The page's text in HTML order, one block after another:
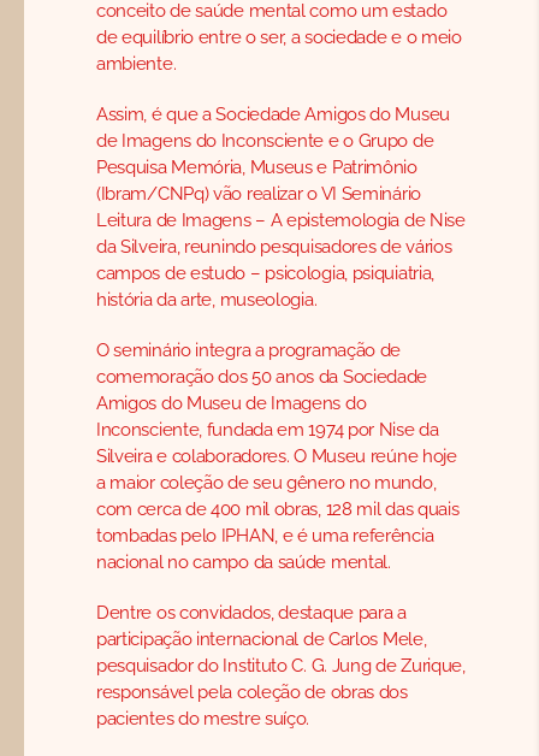
conceito de saúde mental como um estado
de equilíbrio entre o ser, a sociedade e o meio
ambiente.
Assim, é que a Sociedade Amigos do Museu
de Imagens do Inconsciente e o Grupo de
Pesquisa Memória, Museus e Patrimônio
(Ibram/CNPq) vão realizar o VI Seminário
Leitura de Imagens – A epistemologia de Nise
da Silveira, reunindo pesquisadores de vários
campos de estudo – psicologia, psiquiatria,
história da arte, museologia.
O seminário integra a programação de
comemoração dos 50 anos da Sociedade
Amigos do Museu de Imagens do
Inconsciente, fundada em 1974 por Nise da
Silveira e colaboradores. O Museu reúne hoje
a maior coleção de seu gênero no mundo,
com cerca de 400 mil obras, 128 mil das quais
tombadas pelo IPHAN, e é uma referência
nacional no campo da saúde mental.
Dentre os convidados, destaque para a
participação internacional de Carlos Mele,
pesquisador do Instituto C. G. Jung de Zurique,
responsável pela coleção de obras dos
pacientes do mestre suíço.